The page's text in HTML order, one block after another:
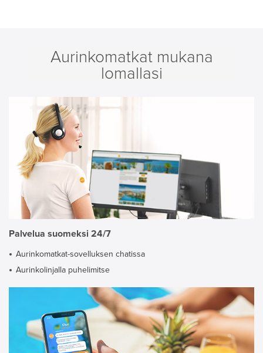
Aurinkomatkat mukana
lomallasi
Palvelua suomeksi 24/7
Aurinkomatkat-sovelluksen chatissa
Aurinkolinjalla puhelimitse